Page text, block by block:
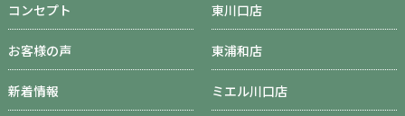
コンセプト
お客様の声
新着情報
東川口店
東浦和店
ミエル川口店